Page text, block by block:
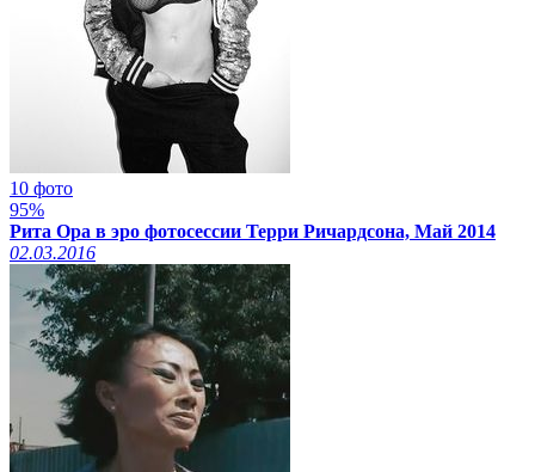
10 фото
95%
Рита Ора в эро фотосессии Терри Ричардсона, Май 2014
02.03.2016